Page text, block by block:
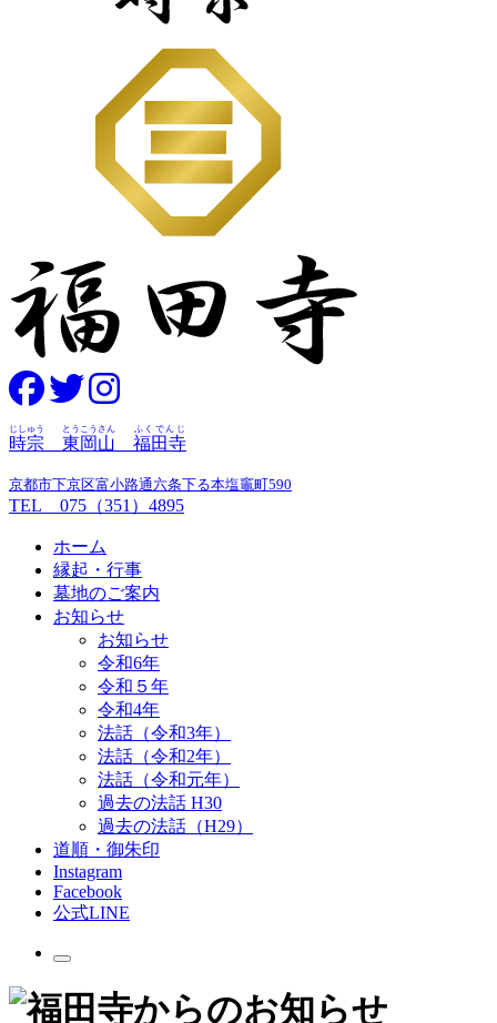
時宗
じしゅう
東岡山
とうこうさん
福田寺
ふくでんじ
京都市下京区富小路通六条下る本塩竈町590
TEL 075（351）4895
ホーム
縁起・行事
墓地のご案内
お知らせ
お知らせ
令和6年
令和５年
令和4年
法話（令和3年）
法話（令和2年）
法話（令和元年）
過去の法話 H30
過去の法話（H29）
道順・御朱印
Instagram
Facebook
公式LINE